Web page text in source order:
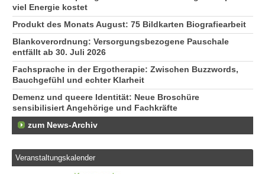
viel Energie kostet
Produkt des Monats August: 75 Bildkarten Biografiearbeit
Blankoverordnung: Versorgungsbezogene Pauschale
entfällt ab 30. Juli 2026
Fachsprache in der Ergotherapie: Zwischen Buzzwords,
Bauchgefühl und echter Klarheit
Demenz und queere Identität: Neue Broschüre
sensibilisiert Angehörige und Fachkräfte
zum News-Archiv
Veranstaltungskalender